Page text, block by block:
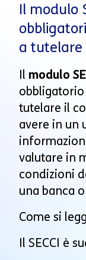
Il modulo
a tutelare
Il modulo
tutelare il
avere in un
valutare in
condizioni
una banca
Come si
Il SECCI è